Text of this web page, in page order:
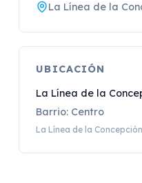
La Línea de la
UBICACIÓN
La Línea de la
Barrio: Centro
La Línea de la